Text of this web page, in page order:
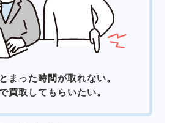
まった時間が取れない。
買取してもらいたい。